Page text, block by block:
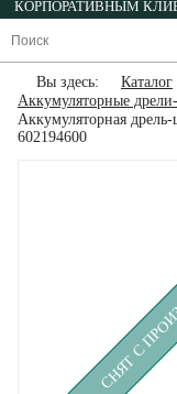
КОРПОРАТИВНЫМ
Вы здесь: Каталог
Аккумуляторные
Аккумуляторная
602194600
СНЯТ С